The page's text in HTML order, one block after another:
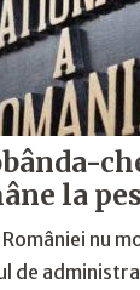
la
României nu
de